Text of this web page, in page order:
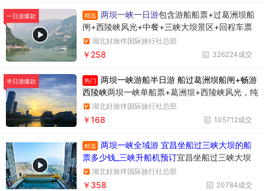
一日游爆款 精选 两坝一峡一日游包含游船船票+过葛洲坝船
闸+西陵峡风光+中餐+三峡大坝景区+回程车票
湖北好旅伴国际旅行社总部
326224成交
￥258
半日游爆款 热门
两坝一峡游船半日游 船过葛洲坝船闸+畅游
西陵峡两坝一峡单船票+葛洲坝+西陵峡风光，纯
玩无购物，时间短内容丰富
湖北好旅伴国际旅行社总部
105712成交
￥168
精选
两坝一峡全域游 宜昌坐船过三峡大坝的船
票多少钱_三峡升船机预订宜昌坐船过三峡大坝
升船机一日游358元/人，一天时间坐船过两个
坝，葛洲坝和三峡大坝。
湖北好旅伴国际旅行社总部
20784成交
￥358